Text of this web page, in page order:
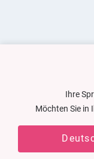
Ihre
Möchten Sie in